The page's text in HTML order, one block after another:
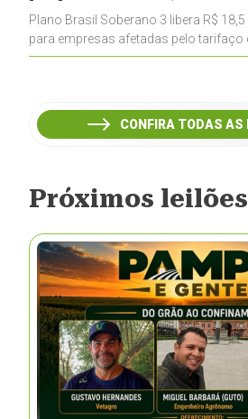
Plano Brasil Soberano 3 libera R$
para empresas afetadas pelo tarifaço
inclui a pecuária entre os setores
CONFIRA TODAS AS
Próximos leilões